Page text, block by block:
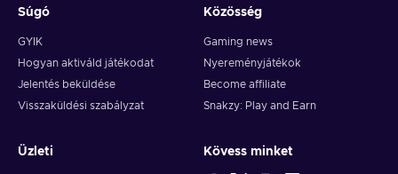
Súgó
GYIK
Hogyan aktiváld játékodat
Jelentés beküldése
Visszaküldési szabályzat
Közösség
Gaming news
Nyereményjátékok
Become affiliate
Snakzy: Play and Earn
Üzleti Kövess minket